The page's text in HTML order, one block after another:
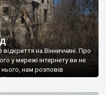
на Вінниччині. Про
у мережі інтернету ви не
нього, нам розповів
вразив не лише